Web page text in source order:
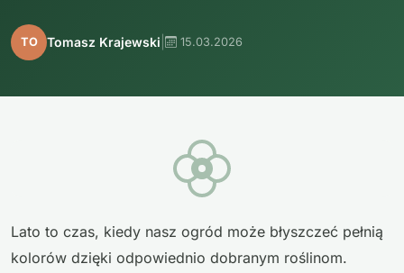
TO Tomasz Krajewski 15.03.2026
Lato to czas, kiedy nasz ogród może błyszczeć pełnią
kolorów dzięki odpowiednio dobranym roślinom.